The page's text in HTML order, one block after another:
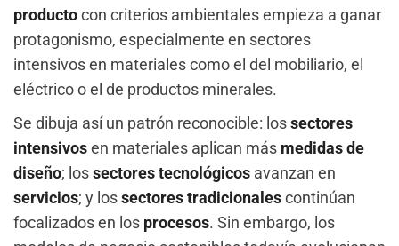
productocon criterios ambientales empieza a ganar
protagonismo, especialmente en sectores
intensivos en materiales como el del mobiliario, el
eléctrico o el de productos minerales.
Se dibuja así un patrón reconocible: lossectores
intensivosen materiales aplican más medidas de
diseño; lossectores tecnológicos avanzan en
servicios; y lossectorestradicionalescontinúan
focalizados en los procesos. Sin embargo, los